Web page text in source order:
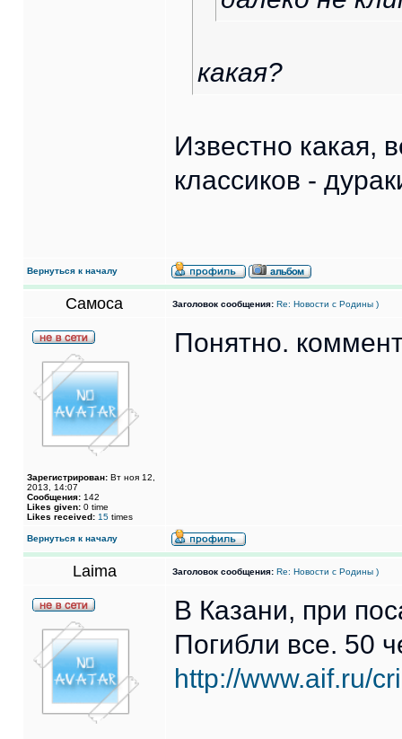
какая?
Известно какая,
классиков -
Вернуться к началу
Самоса Заголовок сообщения: Re: Новости с Родины )
Зарегистрирован: Вт ноя 12,
2013, 14:07
Сообщения: 142
Likes given: 0 time
Likes received: 15 times
Понятно.
Вернуться к началу
Laima Заголовок сообщения: Re: Новости с Родины )
В Казани, при
Погибли все. 50
http://www.aif.ru/